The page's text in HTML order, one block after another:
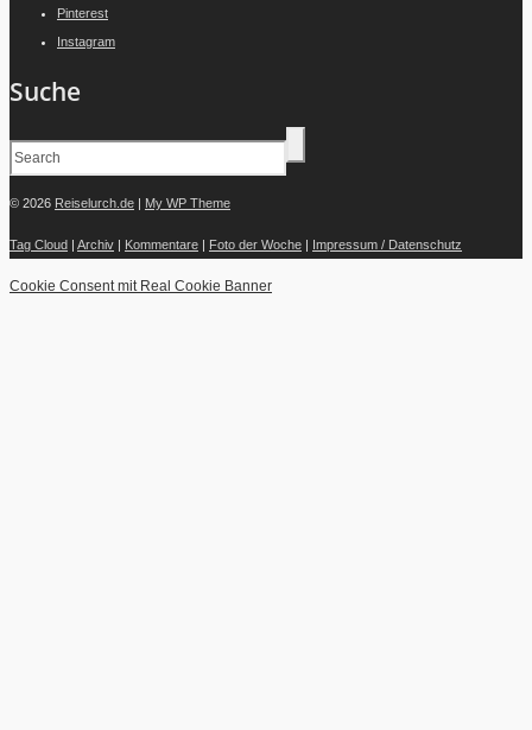
Pinterest
Instagram
Suche
© 2026 Reiselurch.de My WP Theme
Tag Cloud Archiv Kommentare Foto der Woche Impressum / Datenschutz
Cookie Consent mit Real Cookie Banner